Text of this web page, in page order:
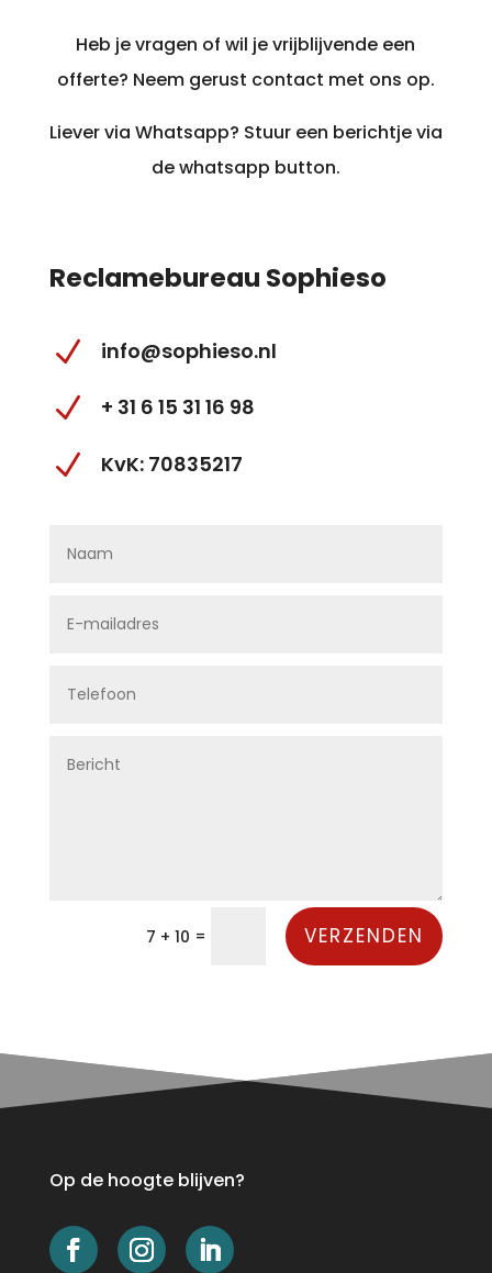
Heb je vragen of wil je vrijblijvende een
offerte? Neem gerust contact met ons op.
Liever via Whatsapp? Stuur een berichtje via
de whatsapp button.
Reclamebureau Sophieso
N info@sophieso.nl
N + 31 6 15 31 16 98
N KvK: 70835217
7 + 10 = VERZENDEN
Op de hoogte blijven?